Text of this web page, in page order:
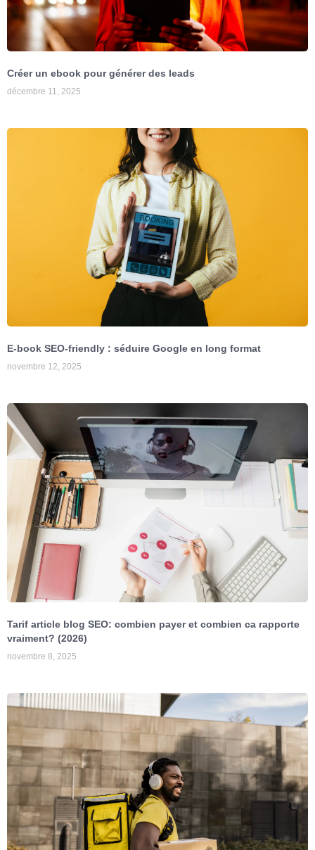
Créer un ebook pour générer des leads
décembre 11, 2025
E-book SEO-friendly : séduire Google en long format
novembre 12, 2025
Tarif article blog SEO: combien payer et combien ca rapporte
vraiment? (2026)
novembre 8, 2025